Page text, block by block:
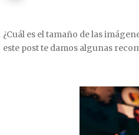
¿Cuál es el tamaño de las
este post te damos algunas